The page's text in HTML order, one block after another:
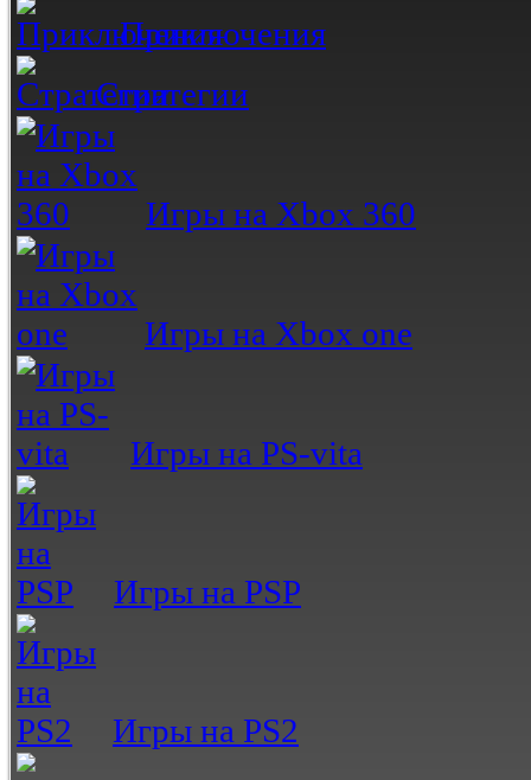
Приключения
Стратегии
Игры на Xbox 360
Игры на Xbox one
Игры на PS-vita
Игры на PSP
Игры на PS2